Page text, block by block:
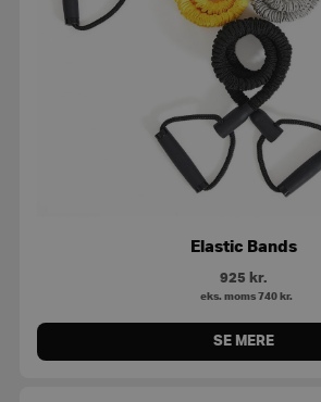
Elastic Bands
925 kr.
eks. moms 740 kr.
SE MERE